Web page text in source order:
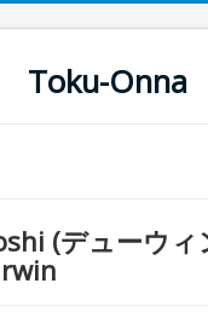
Toku-Onna
(デューウィ